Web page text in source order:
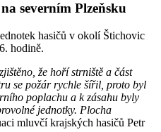
severním Plzeňsku
hasičů v okolí Štichovic
hodině.
že hoří strniště a část
se požár rychle šířil, proto byl
poplachu a k zásahu byly
jednotky. Plocha
mluvčí krajských hasičů Petr